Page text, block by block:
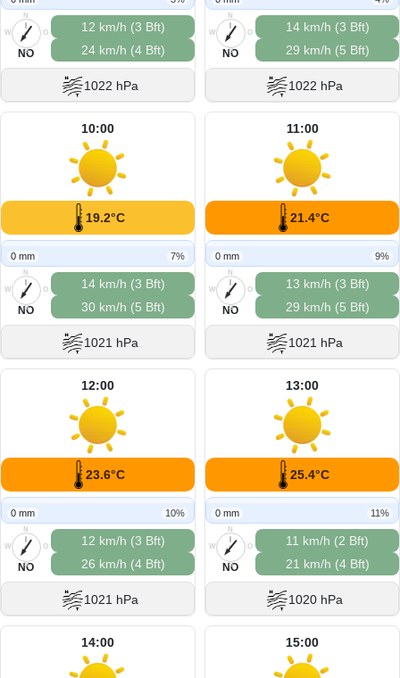
N
O
S
W
NO
12 km/h (3 Bft)
24 km/h (4 Bft)
1022 hPa
N
O
S
W
NO
14 km/h (3 Bft)
29 km/h (5 Bft)
1022 hPa
10:00
19.2°C
0 mm 7%
N
O
S
W
NO
14 km/h (3 Bft)
30 km/h (5 Bft)
1021 hPa
11:00
21.4°C
0 mm 9%
N
O
S
W
NO
13 km/h (3 Bft)
29 km/h (5 Bft)
1021 hPa
12:00
23.6°C
0 mm 10%
N
O
S
W
NO
12 km/h (3 Bft)
26 km/h (4 Bft)
1021 hPa
13:00
25.4°C
0 mm 11%
N
O
S
W
NO
11 km/h (2 Bft)
21 km/h (4 Bft)
1020 hPa
14:00 15:00